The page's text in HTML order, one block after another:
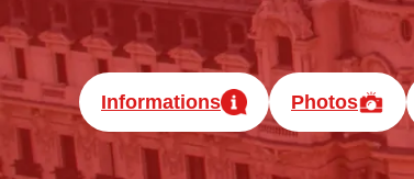
Informations Photos